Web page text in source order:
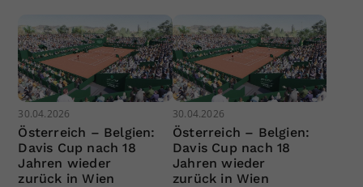
30.04.2026
Österreich – Belgien:
Davis Cup nach 18
Jahren wieder
zurück in Wien
30.04.2026
Österreich – Belgien:
Davis Cup nach 18
Jahren wieder
zurück in Wien